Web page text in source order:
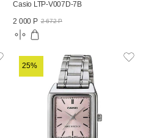
Casio LTP-V007D-7B
2 000 Р 2 672 Р
25%